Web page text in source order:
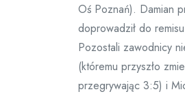
Oś Poznań). Damian
doprowadził do
Pozostali zawodnicy
(któremu przyszło
przegrywając 3:5) i